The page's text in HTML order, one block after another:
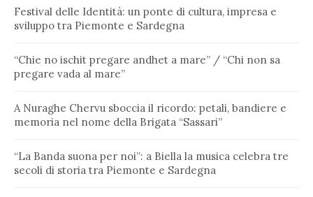
Festival delle Identità: un ponte di cultura, impresa e
sviluppo tra Piemonte e Sardegna
“Chie no ischit pregare andhet a mare” / “Chi non sa
pregare vada al mare”
A Nuraghe Chervu sboccia il ricordo: petali, bandiere e
memoria nel nome della Brigata “Sassari”
“La Banda suona per noi”: a Biella la musica celebra tre
secoli di storia tra Piemonte e Sardegna